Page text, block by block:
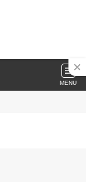
MENU